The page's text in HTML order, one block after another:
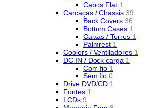
Cabos Flat 1
Carcaças / Chassis 39
Back Covers 36
Bottom Cases 1
Caixas / Torres 1
Palmrest 1
Coolers / Ventiladores 1
DC IN / Dock carga 1
Com fio 1
Sem fio 0
Drive DVD/CD 1
Fontes 1
LCDs 9